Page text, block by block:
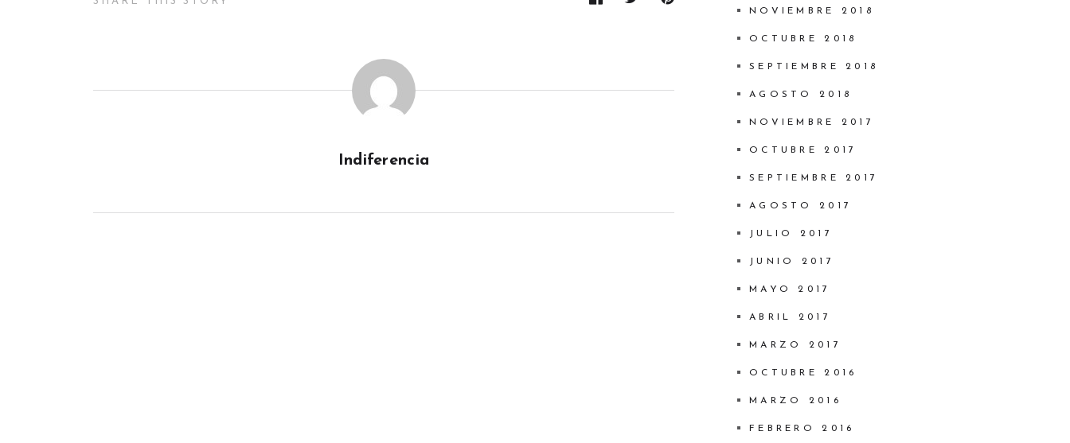
Indiferencia
NOVIEMBRE 2018
OCTUBRE 2018
SEPTIEMBRE 2018
AGOSTO 2018
NOVIEMBRE 2017
OCTUBRE 2017
SEPTIEMBRE 2017
AGOSTO 2017
JULIO 2017
JUNIO 2017
MAYO 2017
ABRIL 2017
MARZO 2017
OCTUBRE 2016
MARZO 2016
FEBRERO 2016